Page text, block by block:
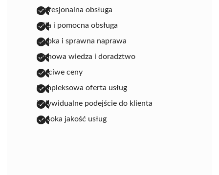
profesjonalna obsługa
miła i pomocna obsługa
szybka i sprawna naprawa
fachowa wiedza i doradztwo
uczciwe ceny
kompleksowa oferta usług
indywidualne podejście do klienta
wysoka jakość usług